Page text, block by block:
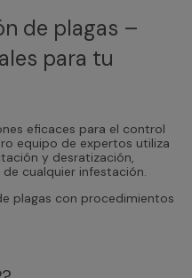
de plagas –
para tu
eficaces para el control
equipo de expertos utiliza
y desratización,
cualquier infestación.
plagas con procedimientos